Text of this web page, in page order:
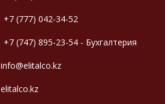
+7 (777) 042-34-52
+7 (747) 895-23-54 - Бухгалтерия
info@elitalco.kz
elitalco.kz